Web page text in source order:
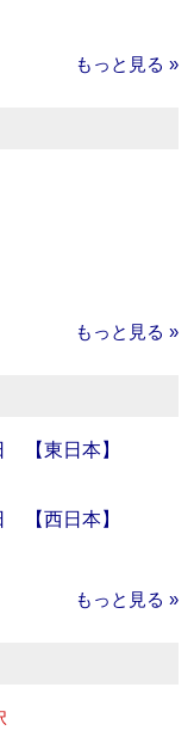
もっと見る »
もっと見る »
【東日本】
【西日本】
もっと見る »